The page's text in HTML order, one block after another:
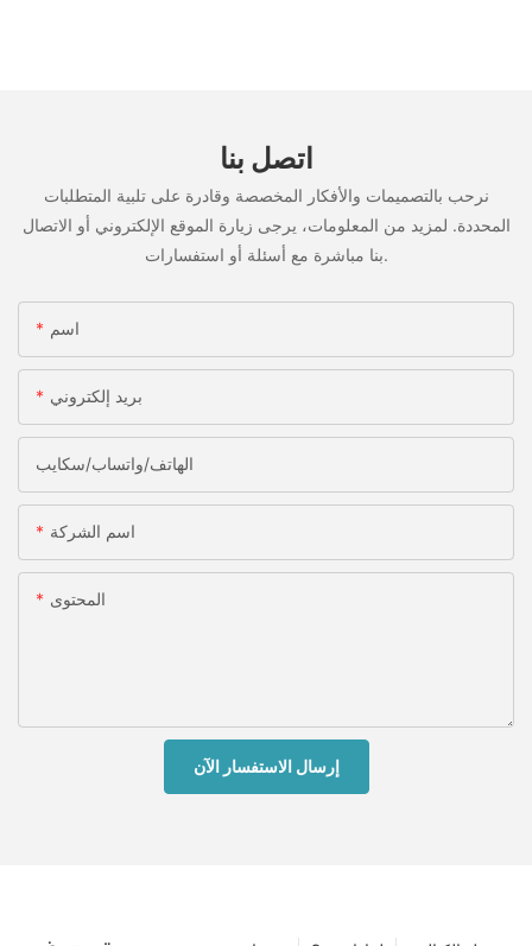
اتصل بنا
نرحب بالتصميمات والأفكار المخصصة وقادرة على تلبية المتطلبات
المحددة. لمزيد من المعلومات، يرجى زيارة الموقع الإلكتروني أو الاتصال
بنا مباشرة مع أسئلة أو استفسارات.
اسم
بريد إلكتروني
الهاتف/واتساب/سكايب
اسم الشركة
المحتوى
إرسال الاستفسار الآن